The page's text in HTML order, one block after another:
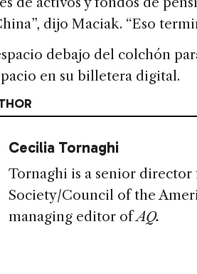
dijo Maciak. “Eso
debajo del colchón
en su billetera digital.
Cecilia Tornaghi
Tornaghi is a senior
Society/Council of the
managing editor ofAQ.